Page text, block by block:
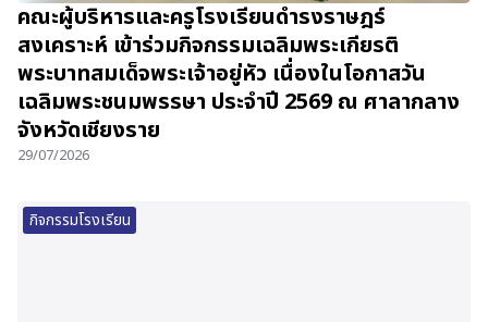
คณะผู้บริหารและครูโรงเรียนดำรงราษฎร์
สงเคราะห์ เข้าร่วมกิจกรรมเฉลิมพระเกียรติ
พระบาทสมเด็จพระเจ้าอยู่หัว เนื่องในโอกาสวัน
เฉลิมพระชนมพรรษา ประจำปี 2569 ณ ศาลากลาง
จังหวัดเชียงราย
29/07/2026
กิจกรรมโรงเรียน